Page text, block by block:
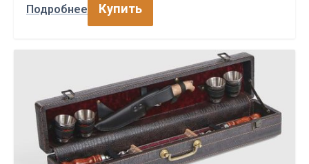
Подробнее Купить